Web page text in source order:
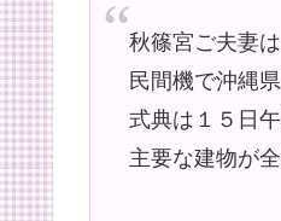
秋篠宮ご夫妻
民間機で沖縄
式典は１５日
主要な建物が